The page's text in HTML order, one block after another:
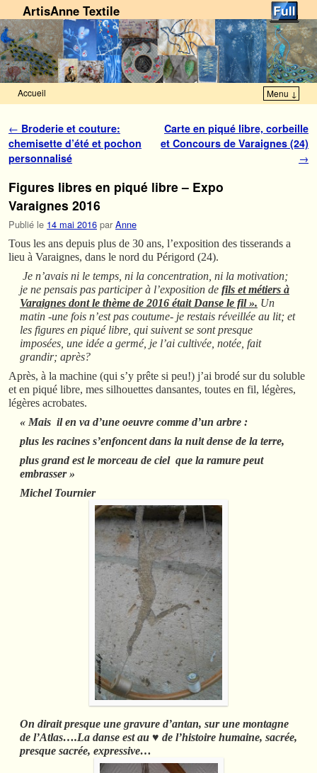
ArtisAnne Textile
Accueil Menu ↓
Navigation des articles
← Broderie et couture:
chemisette d’été et pochon
personnalisé
Carte en piqué libre, corbeille
et Concours de Varaignes (24)
→
Figures libres en piqué libre – Expo
Varaignes 2016
Publié le 14 mai 2016 par Anne
Tous les ans depuis plus de 30 ans, l’exposition des tisserands a
lieu à Varaignes, dans le nord du Périgord (24).
Je n’avais ni le temps, ni la concentration, ni la motivation;
je ne pensais pas participer à l’exposition de fils et métiers à
Varaignes dont le thème de 2016 était Danse le fil ». Un
matin -une fois n’est pas coutume- je restais réveillée au lit; et
les figures en piqué libre, qui suivent se sont presque
imposées, une idée a germé, je l’ai cultivée, notée, fait
grandir; après?
Après, à la machine (qui s’y prête si peu!) j’ai brodé sur du soluble
et en piqué libre, mes silhouettes dansantes, toutes en fil, légères,
légères acrobates.
« Mais il en va d’une oeuvre comme d’un arbre :
plus les racines s’enfoncent dans la nuit dense de la terre,
plus grand est le morceau de ciel que la ramure peut
embrasser »
Michel Tournier
On dirait presque une gravure d’antan, sur une montagne
de l’Atlas….La danse est au ♥ de l’histoire humaine, sacrée,
presque sacrée, expressive…